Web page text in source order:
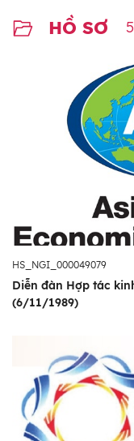
HỒ SƠ 5
HS_NGI_000049079
Diễn đàn Hợp tác
(6/11/1989)